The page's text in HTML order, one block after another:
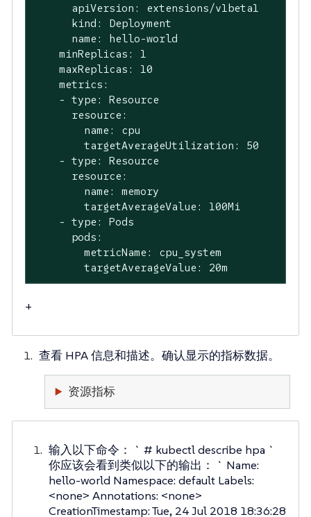
      apiVersion: extensions/v1beta1
      kind: Deployment
      name: hello-world
    minReplicas: 1
    maxReplicas: 10
    metrics:
    - type: Resource
      resource:
        name: cpu
        targetAverageUtilization: 50
    - type: Resource
      resource:
        name: memory
        targetAverageValue: 100Mi
    - type: Pods
      pods:
        metricName: cpu_system
        targetAverageValue: 20m
+
查看 HPA 信息和描述。确认显示的指标数据。
资源指标
输入以下命令： ` # kubectl describe hpa `
你应该会看到类似以下的输出： ` Name:
hello-world Namespace: default Labels:
<none> Annotations: <none>
CreationTimestamp: Tue, 24 Jul 2018 18:36:28